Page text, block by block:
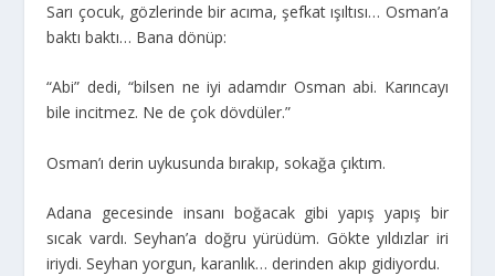
Sarı çocuk, gözlerinde bir acıma, şefkat ışıltısı… Osman’a
baktı baktı… Bana dönüp:
“Abi” dedi, “bilsen ne iyi adamdır Osman abi. Karıncayı
bile incitmez. Ne de çok dövdüler.”
Osman’ı derin uykusunda bırakıp, sokağa çıktım.
Adana gecesinde insanı boğacak gibi yapış yapış bir
sıcak vardı. Seyhan’a doğru yürüdüm. Gökte yıldızlar iri
iriydi. Seyhan yorgun, karanlık… derinden akıp gidiyordu.